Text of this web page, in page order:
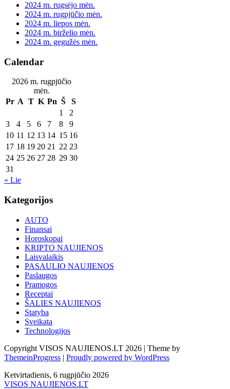
2024 m. rugsėjo mėn.
2024 m. rugpjūčio mėn.
2024 m. liepos mėn.
2024 m. birželio mėn.
2024 m. gegužės mėn.
Calendar
2026 m. rugpjūčio
mėn.
Pr A T K Pn Š
S
1
2
3
4 5 6 7 8
9
10 11 12 13 14 15 16
17 18 19 20 21 22 23
24 25 26 27 28 29 30
31
« Lie
Kategorijos
AUTO
Finansai
Horoskopai
KRIPTO NAUJIENOS
Laisvalaikis
PASAULIO NAUJIENOS
Paslaugos
Pramogos
Receptai
ŠALIES NAUJIENOS
Statyba
Sveikata
Technologijos
Copyright VISOS NAUJIENOS.LT 2026 | Theme by
ThemeinProgress | Proudly powered by WordPress
Ketvirtadienis, 6 rugpjūčio 2026
VISOS NAUJIENOS.LT